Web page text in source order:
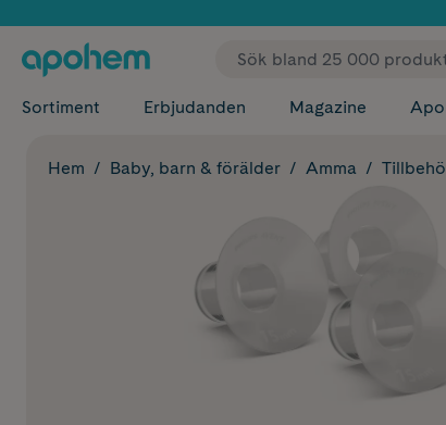
Sortiment Erbjudanden Magazine
Hem Baby, barn & förälder Amma